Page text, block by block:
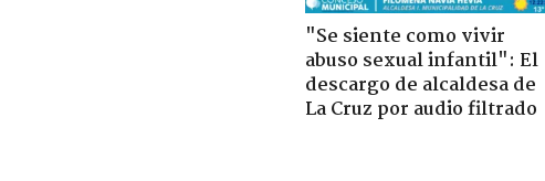
"Se siente como vivir
abuso sexual infantil": El
descargo de alcaldesa de
La Cruz por audio filtrado